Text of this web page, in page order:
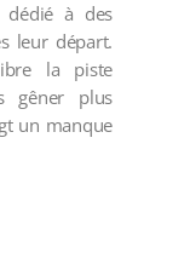
dédié à des
leur départ.
la piste
gêner plus
un manque